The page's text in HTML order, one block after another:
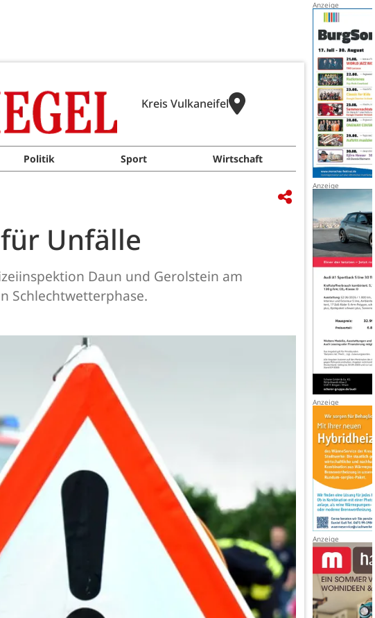
Kreis Vulkaneifel
Politik Sport Wirtschaft
Unfälle
Daun und Gerolstein am
Schlechtwetterphase.